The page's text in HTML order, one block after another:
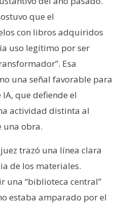
que el
con libros adquiridos
uso legítimo por ser
Esa
una señal favorable para
que defiende el
actividad distinta al
una obra.
trazó una línea clara
de los materiales.
una “biblioteca central”
estaba amparado por el